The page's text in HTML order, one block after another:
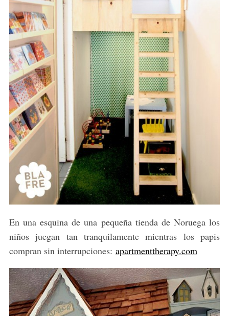
En una esquina de una pequeña tienda de Noruega los
niños juegan tan tranquilamente mientras los papis
compran sin interrupciones: apartmenttherapy.com